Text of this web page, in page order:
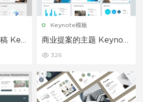
Key
Keynote模板
商业提案的主题 Keynot
326